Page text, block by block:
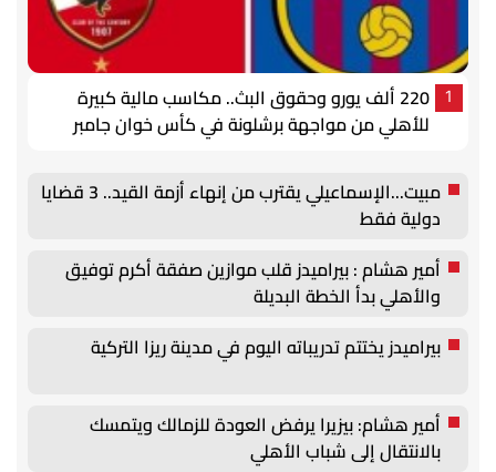
1
220 ألف يورو وحقوق البث.. مكاسب مالية كبيرة
للأهلي من مواجهة برشلونة في كأس خوان جامبر
مبيت...الإسماعيلي يقترب من إنهاء أزمة القيد.. 3 قضايا
دولية فقط
أمير هشام : بيراميدز قلب موازين صفقة أكرم توفيق
والأهلي بدأ الخطة البديلة
بيراميدز يختتم تدريباته اليوم في مدينة ريزا التركية
أمير هشام: بيزيرا يرفض العودة للزمالك ويتمسك
بالانتقال إلى شباب الأهلي